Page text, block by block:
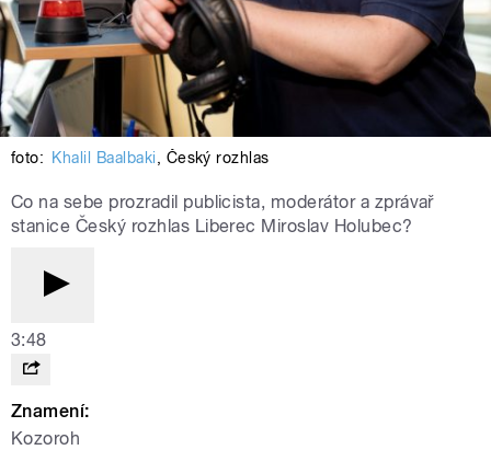
foto: Khalil Baalbaki, Český rozhlas
Co na sebe prozradil publicista, moderátor a zprávař
stanice Český rozhlas Liberec Miroslav Holubec?
3:48
Znamení:
Kozoroh